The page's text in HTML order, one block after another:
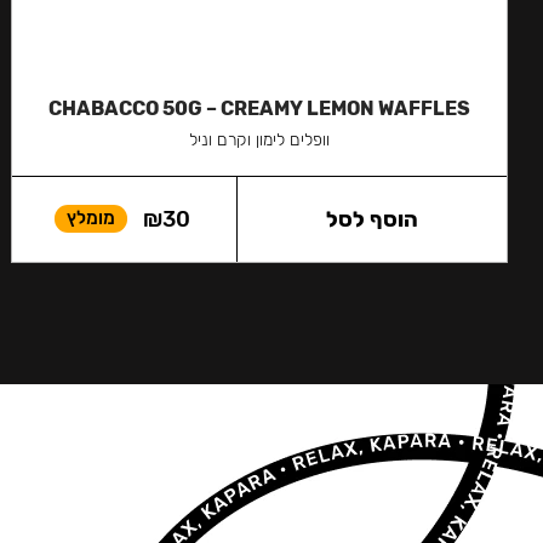
CHABACCO 50G – CREAMY LEMON WAFFLES
וופלים לימון וקרם וניל
₪30 מומלץ הוסף לסל